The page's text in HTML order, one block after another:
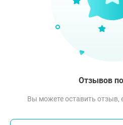
Отзывов
Вы можете оставить отзыв,